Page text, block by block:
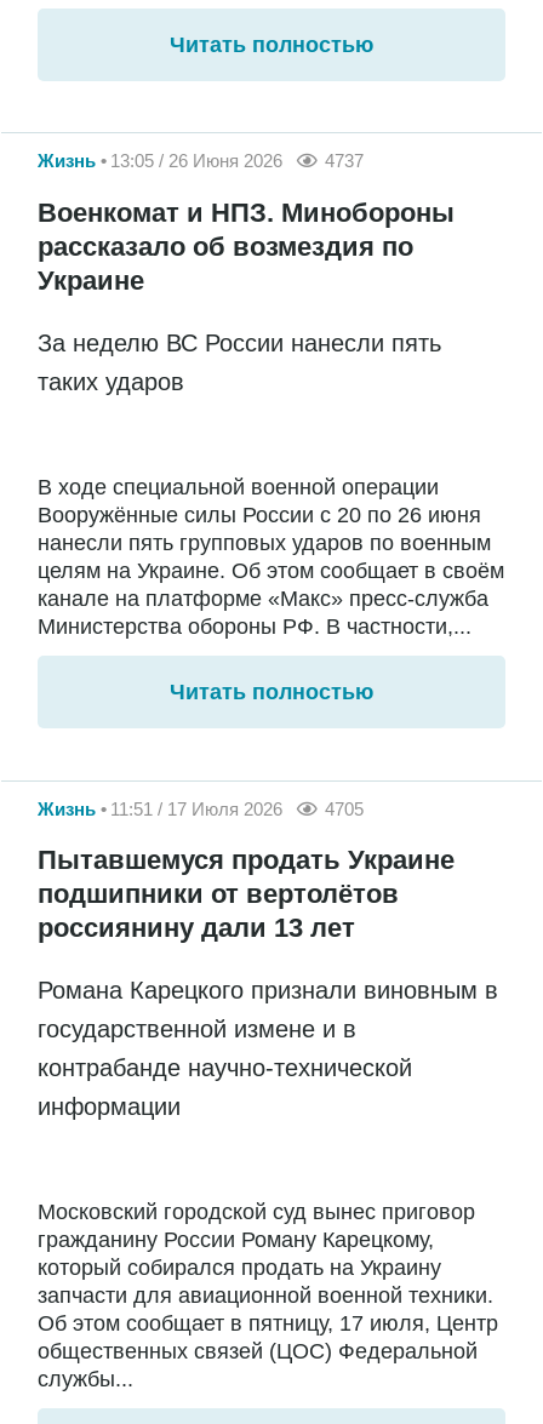
Читать полностью
Жизнь 13:05 / 26 Июня 2026 4737
Военкомат и НПЗ. Минобороны
рассказало об возмездия по
Украине
За неделю ВС России нанесли пять
таких ударов
В ходе специальной военной операции
Вооружённые силы России с 20 по 26 июня
нанесли пять групповых ударов по военным
целям на Украине. Об этом сообщает в своём
канале на платформе «Макс» пресс-служба
Министерства обороны РФ. В частности,...
Читать полностью
Жизнь 11:51 / 17 Июля 2026 4705
Пытавшемуся продать Украине
подшипники от вертолётов
россиянину дали 13 лет
Романа Карецкого признали виновным в
государственной измене и в
контрабанде научно-технической
информации
Московский городской суд вынес приговор
гражданину России Роману Карецкому,
который собирался продать на Украину
запчасти для авиационной военной техники.
Об этом сообщает в пятницу, 17 июля, Центр
общественных связей (ЦОС) Федеральной
службы...